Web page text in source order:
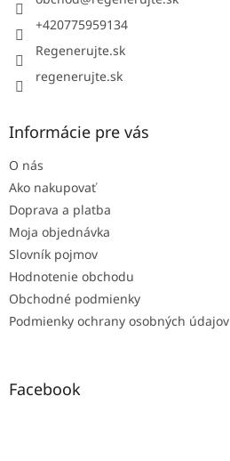
+420775959134
Regenerujte.sk
regenerujte.sk
Informácie pre vás
O nás
Ako nakupovať
Doprava a platba
Moja objednávka
Slovník pojmov
Hodnotenie obchodu
Obchodné podmienky
Podmienky ochrany osobných údajov
Facebook